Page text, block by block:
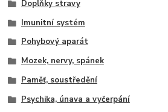
Doplňky stravy
Imunitní systém
Pohybový aparát
Mozek, nervy, spánek
Paměť, soustředění
Psychika, únava a vyčerpání